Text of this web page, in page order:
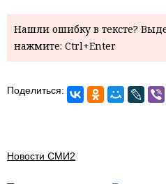
Нашли ошибку в тексте?
нажмите: Ctrl+Enter
Поделиться:
Новости СМИ2